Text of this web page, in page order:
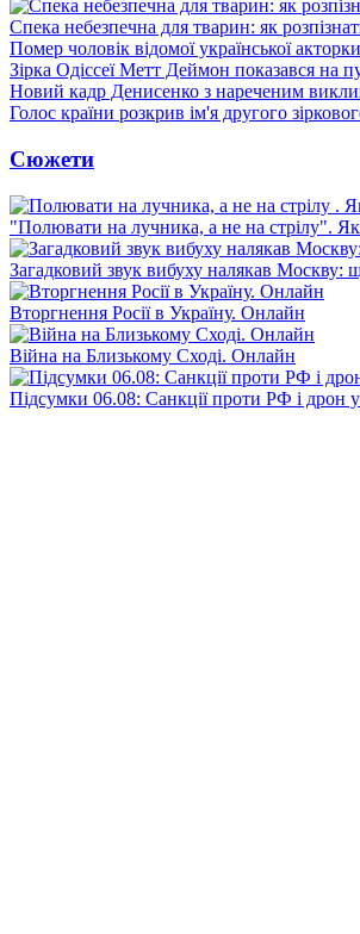
Спека небезпечна для тварин: як
Помер чоловік відомої української акторки
Зірка Одіссеї Метт Деймон показався на
Новий кадр Денисенко з нареченим
Голос країни розкрив ім'я другого
Сюжети
"Полювати на лучника, а не на стрілу". Як
Загадковий звук вибуху налякав Москву:
Вторгнення Росії в Україну. Онлайн
Війна на Близькому Сході. Онлайн
Підсумки 06.08: Санкції проти РФ і дрон